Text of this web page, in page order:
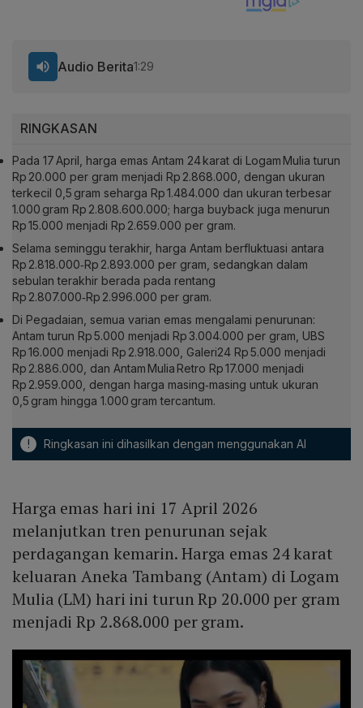
RINGKASAN
Pada 17 April, harga emas Antam 24 karat di Logam Mulia turun
Rp 20.000 per gram menjadi Rp 2.868.000, dengan ukuran
terkecil 0,5 gram seharga Rp 1.484.000 dan ukuran terbesar
1.000 gram Rp 2.808.600.000; harga buyback juga menurun
Rp 15.000 menjadi Rp 2.659.000 per gram.
Selama seminggu terakhir, harga Antam berfluktuasi antara
Rp 2.818.000‑Rp 2.893.000 per gram, sedangkan dalam
sebulan terakhir berada pada rentang
Rp 2.807.000‑Rp 2.996.000 per gram.
Di Pegadaian, semua varian emas mengalami penurunan:
Antam turun Rp 5.000 menjadi Rp 3.004.000 per gram, UBS
Rp 16.000 menjadi Rp 2.918.000, Galeri24 Rp 5.000 menjadi
Rp 2.886.000, dan Antam Mulia Retro Rp 17.000 menjadi
Rp 2.959.000, dengan harga masing‑masing untuk ukuran
0,5 gram hingga 1.000 gram tercantum.
! Ringkasan ini dihasilkan dengan menggunakan AI
Audio Berita1:29
Harga emas hari ini 17 April 2026
melanjutkan tren penurunan sejak
perdagangan kemarin. Harga emas 24 karat
keluaran Aneka Tambang (Antam) di Logam
Mulia (LM) hari ini turun Rp 20.000 per gram
menjadi Rp 2.868.000 per gram.